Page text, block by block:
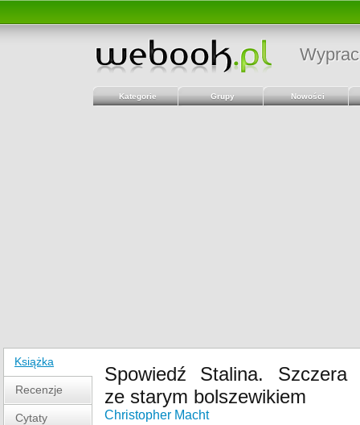
Kategorie Grupy Nowości
Książka
Recenzje
Cytaty
Spowiedź Stalina. Szczera
ze starym bolszewikiem
Christopher Macht